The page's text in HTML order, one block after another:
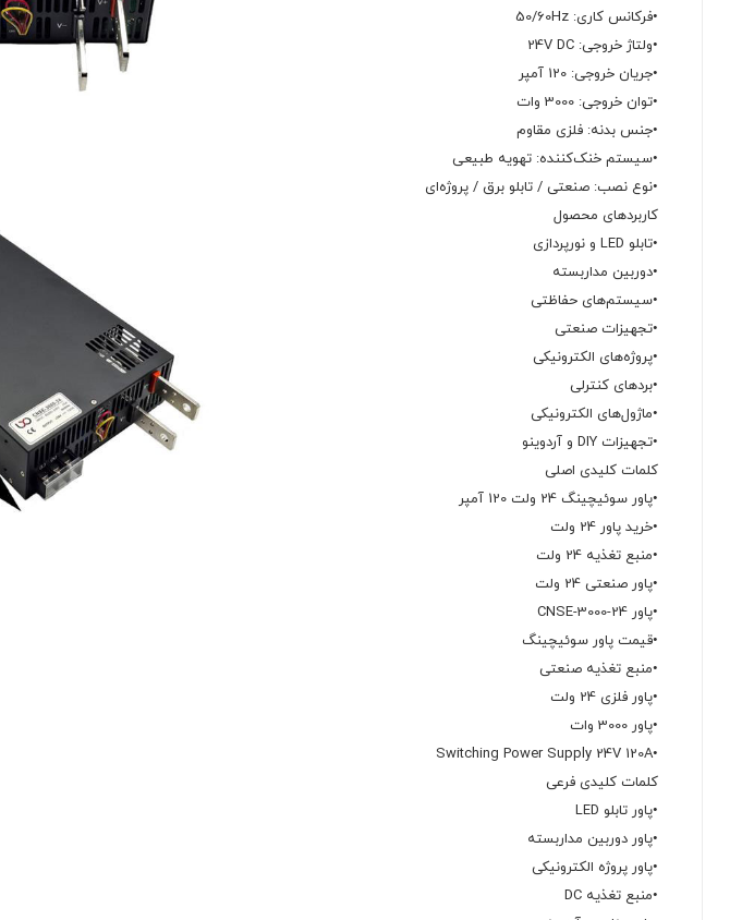
•فرکانس کاری: 50/60Hz
•ولتاژ خروجی: 24V DC
•جریان خروجی: 120 آمپر
•توان خروجی: 3000 وات
•جنس بدنه: فلزی مقاوم
•سیستم خنک‌کننده: تهویه طبیعی
•نوع نصب: صنعتی / تابلو برق / پروژه‌ای
کاربردهای محصول
•تابلو LED و نورپردازی
•دوربین مداربسته
•سیستم‌های حفاظتی
•تجهیزات صنعتی
•پروژه‌های الکترونیکی
•بردهای کنترلی
•ماژول‌های الکترونیکی
•تجهیزات DIY و آردوینو
کلمات کلیدی اصلی
•پاور سوئیچینگ 24 ولت 120 آمپر
•خرید پاور 24 ولت
•منبع تغذیه 24 ولت
•پاور صنعتی 24 ولت
•پاور CNSE-3000-24
•قیمت پاور سوئیچینگ
•منبع تغذیه صنعتی
•پاور فلزی 24 ولت
•پاور 3000 وات
•Switching Power Supply 24V 120A
کلمات کلیدی فرعی
•پاور تابلو LED
•پاور دوربین مداربسته
•پاور پروژه الکترونیکی
•منبع تغذیه DC